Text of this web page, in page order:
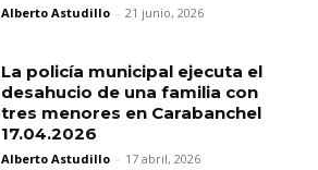
Alberto Astudillo - 21 junio, 2026
La policía municipal ejecuta el
desahucio de una familia con
tres menores en Carabanchel
17.04.2026
Alberto Astudillo - 17 abril, 2026